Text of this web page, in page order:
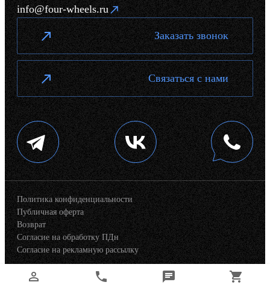
info@four-wheels.ru
Заказать звонок
Связаться с нами
Политика конфиденциальности
Публичная оферта
Возврат
Согласие на обработку ПДн
Согласие на рекламную рассылку